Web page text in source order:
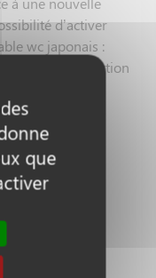
d’activer
wc japonais :
chauffante, fonction
etc…
touches
l’utilisation
les postions des
en air, augmenterez
ce produit vous est
– Carrée
que